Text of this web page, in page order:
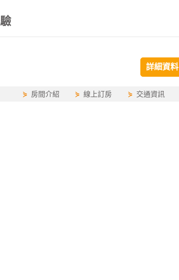
詳細資料
⋟ 房間介紹 ⋟線上訂房 ⋟ 交通資訊